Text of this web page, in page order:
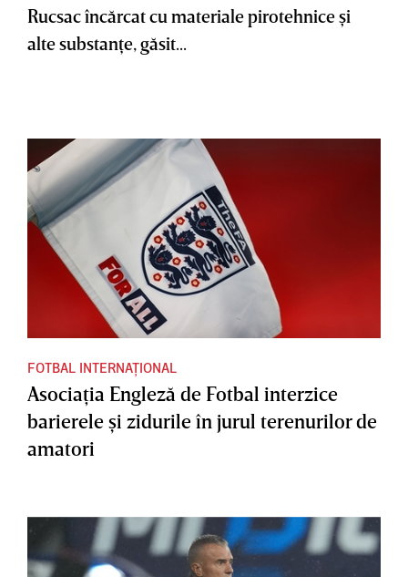
Rucsac încărcat cu materiale pirotehnice şi
alte substanţe, găsit...
FOTBAL INTERNAȚIONAL
Asociaţia Engleză de Fotbal interzice
barierele şi zidurile în jurul terenurilor de
amatori